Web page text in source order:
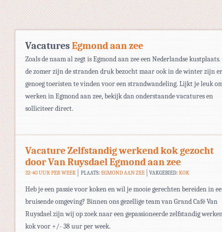
VacaturesEgmond aan zee
Zoals de naam al zegt is Egmond aan zee een Nederlandse
de zomer zijn de stranden druk bezocht maar ook in de winter zijn er
genoeg toeristen te vinden voor een strandwandeling. Lijkt je leuk
werken in Egmond aan zee, bekijk dan onderstaande vacatures en
solliciteer direct.
Vacature Zelfstandig werkend kok gezocht
door Van Ruysdael Egmond aan zee
32-40 UUR PER WEEK PLAATS: EGMOND AAN ZEE VAKGEBIED:KOK
Heb je een passie voor koken en wil je mooie gerechten bereiden in
bruisende omgeving? Binnen ons gezellige team van Grand Café Van
Ruysdael zijn wij op zoek naar een gepassioneerde zelfstandig
kok voor +/- 38 uur per week.